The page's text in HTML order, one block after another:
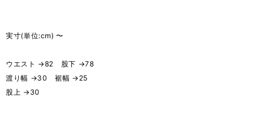
実寸(単位:cm) 〜
ウエスト →82 股下 →78
渡り幅 →30 裾幅 →25
股上 →30